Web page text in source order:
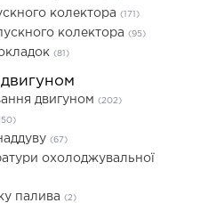
колектора (171)
колектора (95)
(81)
двигуном (202)
(67)
охолоджувальної
палива (2)